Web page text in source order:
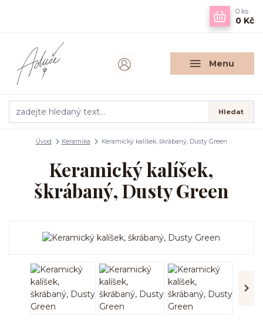
Menu
Hledat
0 ks
0 Kč
Úvod Keramika Keramický kalíšek, škrábaný, Dusty Green
Keramický kalíšek,
škrábaný, Dusty Green